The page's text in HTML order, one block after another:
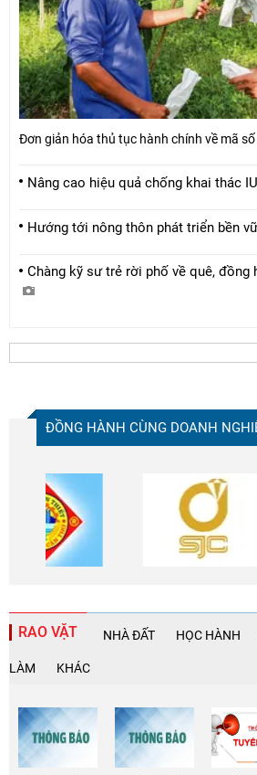
Đơn giản hóa thủ tục hành chính về mã
Nâng cao hiệu quả chống khai thác
Hướng tới nông thôn phát triển bền
Chàng kỹ sư trẻ rời phố về quê, đồng
ĐỒNG HÀNH CÙNG DOANH
RAO VẶT NHÀ ĐẤT HỌC HÀNH
LÀM KHÁC